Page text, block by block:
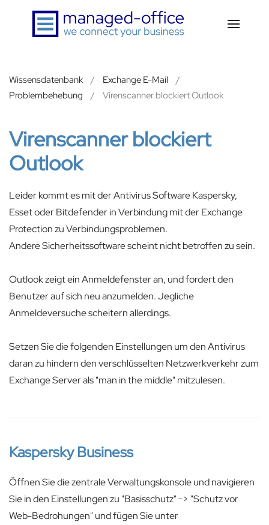
Zum Hauptinhalt springen
Wissensdatenbank
Exchange E-Mail
Problembehebung
Virenscanner blockiert Outlook
Virenscanner blockiert
Outlook
Leider kommt es mit der Antivirus Software Kaspersky,
Esset oder Bitdefender in Verbindung mit der Exchange
Protection zu Verbindungsproblemen.
Andere Sicherheitssoftware scheint nicht betroffen zu sein.
Outlook zeigt ein Anmeldefenster an, und fordert den
Benutzer auf sich neu anzumelden. Jegliche
Anmeldeversuche scheitern allerdings.
Setzen Sie die folgenden Einstellungen um den Antivirus
daran zu hindern den verschlüsselten Netzwerkverkehr zum
Exchange Server als "man in the middle" mitzulesen.
Kaspersky Business
Öffnen Sie die zentrale Verwaltungskonsole und navigieren
Sie in den Einstellungen zu "Basisschutz" -> "Schutz vor
Web-Bedrohungen" und fügen Sie unter